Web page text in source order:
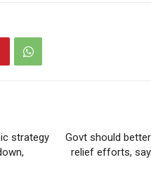
strategy
Govt should
relief efforts,